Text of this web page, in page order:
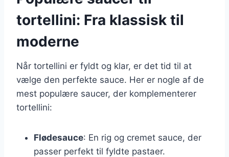
tortellini: Fra klassisk til
moderne
Når tortellini er fyldt og klar, er det tid til at
vælge den perfekte sauce. Her er nogle af de
mest populære saucer, der komplementerer
tortellini:
Flødesauce: En rig og cremet sauce, der
passer perfekt til fyldte pastaer.